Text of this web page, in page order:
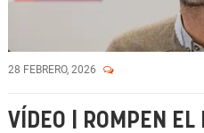
28 FEBRERO, 2026
VÍDEO | ROMPEN EL